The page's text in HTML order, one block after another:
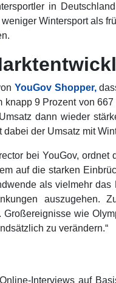
in
Wintersport als
YouGov Shopper,
knapp 9 Prozent von
dann wieder
der Umsatz mit
bei YouGov, ordnet
auf die starken
als vielmehr
Großereignisse wie
zu verändern.“
Interviews auf